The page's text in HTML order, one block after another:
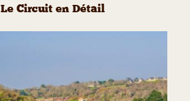
Le Circuit en Détail